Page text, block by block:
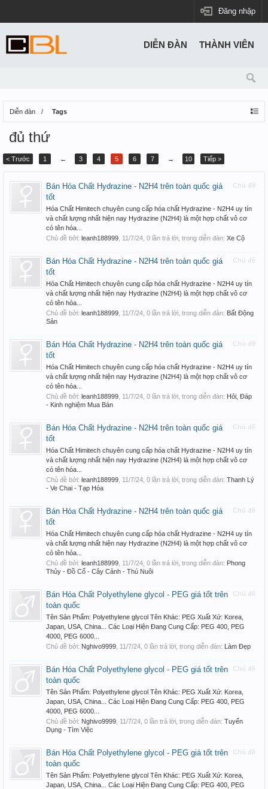
Đăng nhập
Diễn đàn Tags
đủ thứ
< Trước 1 ← 3 4 5 6 7 → 10 Tiếp >
Chủ đề
Bán Hóa Chất Hydrazine - N2H4 trên toàn quốc giá
tốt
Hóa Chất Himitech chuyên cung cấp hóa chất Hydrazine - N2H4 uy tín
và chất lượng nhất hiện nay Hydrazine (N2H4) là một hợp chất vô cơ
có tên hóa...
Chủ đề bởi: leanh188999 11/7/24 , 0 lần trả lời, trong diễn đàn: Xe Cộ
Chủ đề
Bán Hóa Chất Hydrazine - N2H4 trên toàn quốc giá
tốt
Hóa Chất Himitech chuyên cung cấp hóa chất Hydrazine - N2H4 uy tín
và chất lượng nhất hiện nay Hydrazine (N2H4) là một hợp chất vô cơ
có tên hóa...
Chủ đề bởi: leanh188999 11/7/24 , 0 lần trả lời, trong diễn đàn: Bất Động
Sản
Chủ đề
Bán Hóa Chất Hydrazine - N2H4 trên toàn quốc giá
tốt
Hóa Chất Himitech chuyên cung cấp hóa chất Hydrazine - N2H4 uy tín
và chất lượng nhất hiện nay Hydrazine (N2H4) là một hợp chất vô cơ
có tên hóa...
Chủ đề bởi: leanh188999 11/7/24 , 0 lần trả lời, trong diễn đàn: Hỏi, Đáp
- Kinh nghiệm Mua Bán
Chủ đề
Bán Hóa Chất Hydrazine - N2H4 trên toàn quốc giá
tốt
Hóa Chất Himitech chuyên cung cấp hóa chất Hydrazine - N2H4 uy tín
và chất lượng nhất hiện nay Hydrazine (N2H4) là một hợp chất vô cơ
có tên hóa...
Chủ đề bởi: leanh188999 11/7/24 , 0 lần trả lời, trong diễn đàn: Thanh Lý
- Ve Chai - Tạp Hóa
Chủ đề
Bán Hóa Chất Hydrazine - N2H4 trên toàn quốc giá
tốt
Hóa Chất Himitech chuyên cung cấp hóa chất Hydrazine - N2H4 uy tín
và chất lượng nhất hiện nay Hydrazine (N2H4) là một hợp chất vô cơ
có tên hóa...
Chủ đề bởi: leanh188999 11/7/24 , 0 lần trả lời, trong diễn đàn: Phong
Thủy - Đồ Cổ - Cây Cảnh - Thú Nuôi
Chủ đề
Bán Hóa Chất Polyethylene glycol - PEG giá tốt trên
toàn quốc
Tên Sản Phẩm: Polyethylene glycol Tên Khác: PEG Xuất Xứ: Korea,
Japan, USA, China... Các Loại Hiện Đang Cung Cấp: PEG 400, PEG
4000, PEG 6000...
Chủ đề bởi: Nghivo9999 11/7/24 , 0 lần trả lời, trong diễn đàn: Làm Đẹp
Chủ đề
Bán Hóa Chất Polyethylene glycol - PEG giá tốt trên
toàn quốc
Tên Sản Phẩm: Polyethylene glycol Tên Khác: PEG Xuất Xứ: Korea,
Japan, USA, China... Các Loại Hiện Đang Cung Cấp: PEG 400, PEG
4000, PEG 6000...
Chủ đề bởi: Nghivo9999 11/7/24 , 0 lần trả lời, trong diễn đàn: Tuyển
Dụng - Tìm Việc
Chủ đề
Bán Hóa Chất Polyethylene glycol - PEG giá tốt trên
toàn quốc
Tên Sản Phẩm: Polyethylene glycol Tên Khác: PEG Xuất Xứ: Korea,
Japan, USA, China... Các Loại Hiện Đang Cung Cấp: PEG 400, PEG
DIỄN ĐÀN THÀNH VIÊN